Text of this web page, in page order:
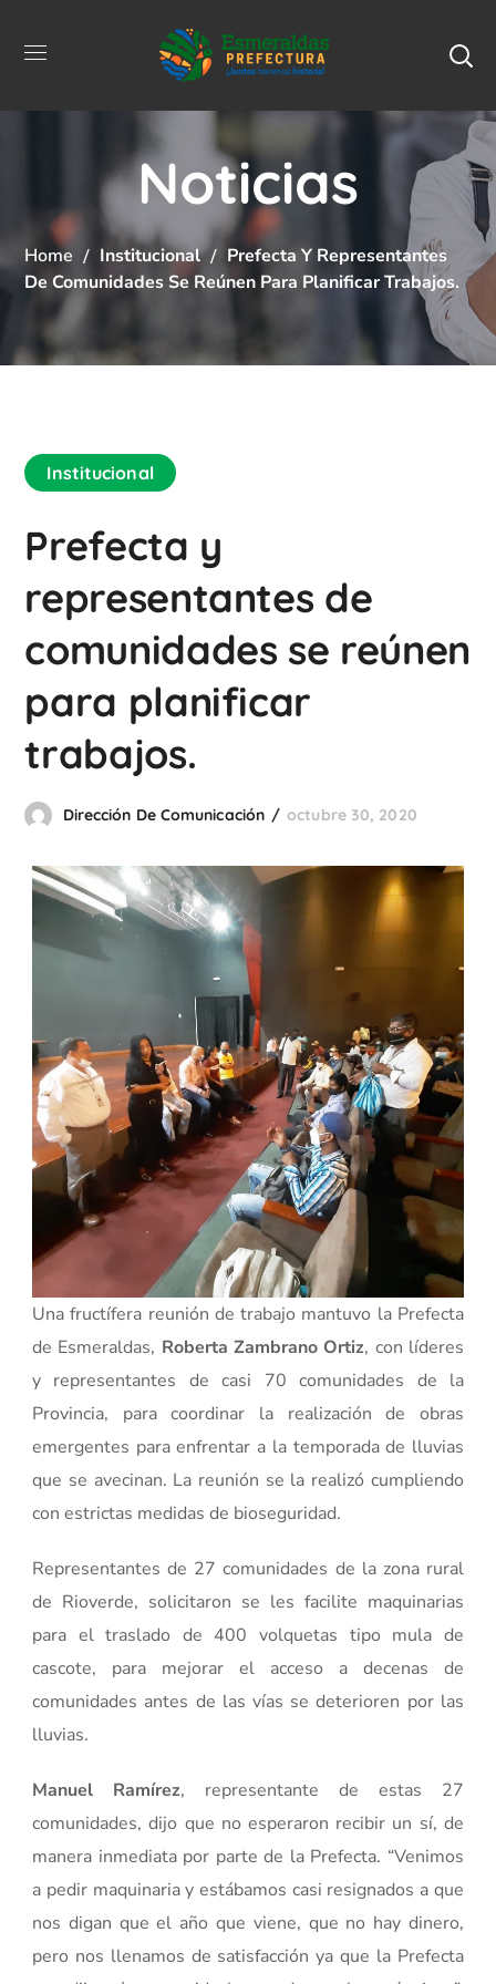
Noticias
Home Institucional
Prefecta Y Representantes
De Comunidades Se Reúnen Para Planificar Trabajos.
Institucional
Prefecta y
representantes de
comunidades se reúnen
para planificar
trabajos.
Dirección De Comunicación octubre 30, 2020
Una fructífera reunión de trabajo mantuvo la Prefecta
de Esmeraldas, Roberta Zambrano Ortiz, con líderes
y representantes de casi 70 comunidades de la
Provincia, para coordinar la realización de obras
emergentes para enfrentar a la temporada de lluvias
que se avecinan. La reunión se la realizó cumpliendo
con estrictas medidas de bioseguridad.
Representantes de 27 comunidades de la zona rural
de Rioverde, solicitaron se les facilite maquinarias
para el traslado de 400 volquetas tipo mula de
cascote, para mejorar el acceso a decenas de
comunidades antes de las vías se deterioren por las
lluvias.
Manuel Ramírez, representante de estas 27
comunidades, dijo que no esperaron recibir un sí, de
manera inmediata por parte de la Prefecta. “Venimos
a pedir maquinaria y estábamos casi resignados a que
nos digan que el año que viene, que no hay dinero,
pero nos llenamos de satisfacción ya que la Prefecta